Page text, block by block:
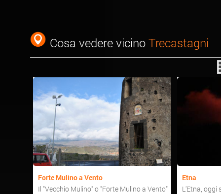
Cosa vedere vicinoTrecastagni
Forte Mulino a Vento
Il "Vecchio Mulino" o "Forte Mulino a Vento"
Etna
L'Etna, oggi